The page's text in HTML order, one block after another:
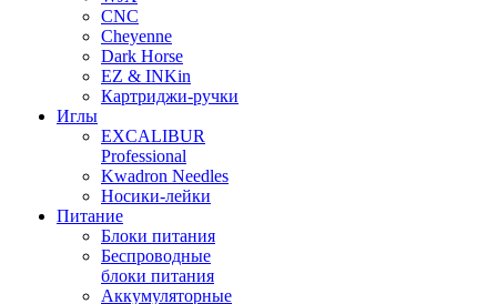
CNC
Cheyenne
Dark Horse
EZ & INKin
Картриджи-ручки
Иглы
EXCALIBUR
Professional
Kwadron Needles
Носики-лейки
Питание
Блоки питания
Беспроводные
блоки питания
Аккумуляторные